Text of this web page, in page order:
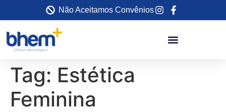
Não Aceitamos Convênios
Tag: Estética
Feminina